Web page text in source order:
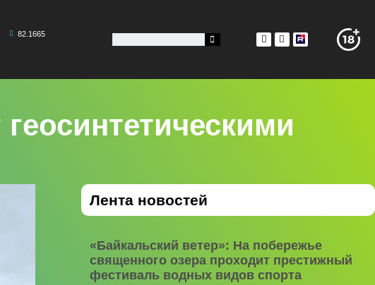
82.1665
Лента новостей
«Байкальский ветер»: На побережье
священного озера проходит престижный
фестиваль водных видов спорта